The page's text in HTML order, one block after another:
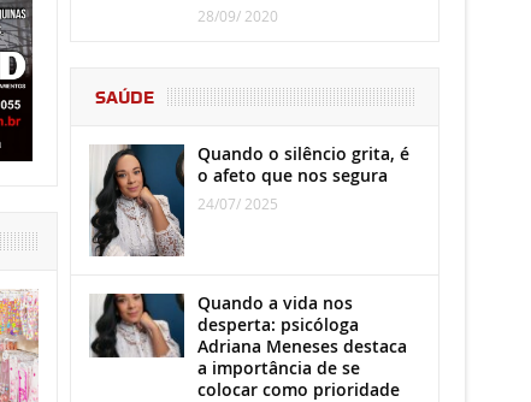
28/09/ 2020
SAÚDE
Quando o silêncio grita, é
o afeto que nos segura
24/07/ 2025
Quando a vida nos
desperta: psicóloga
Adriana Meneses destaca
a importância de se
colocar como prioridade